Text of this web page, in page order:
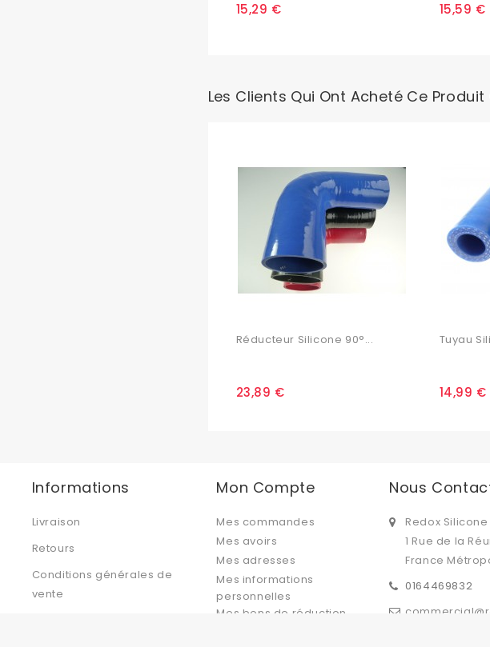
15,29 € 15,59 €
Les Clients Qui Ont Acheté Ce
Réducteur Silicone 90°...
23,89 €
Tuyau
14,99 €
Informations
Livraison
Retours
Conditions générales de
vente
Mon Compte
Mes commandes
Mes avoirs
Mes adresses
Mes informations
personnelles
Mes bons de réduction
Nous
Redox Silicone
1 Rue de la
France
0164469832